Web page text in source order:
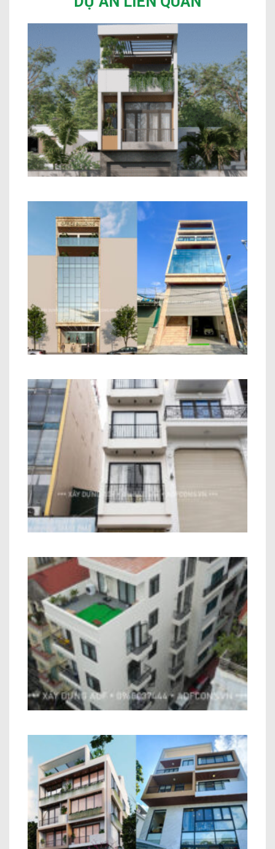
Mẫu Nhà Phố 2 Tầng Hiện Đại
Nhà Ở Kết Hợp Văn Phòng Anh Phùng
An Khánh
Công Trình Nhà Phố Hiện Đại 6 Tầng
Anh Toàn Long Biên
Công trình Chung Cư Mini Anh Trung
Cầu Giấy